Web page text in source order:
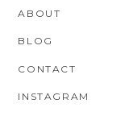
ABOUT
BLOG
CONTACT
INSTAGRAM